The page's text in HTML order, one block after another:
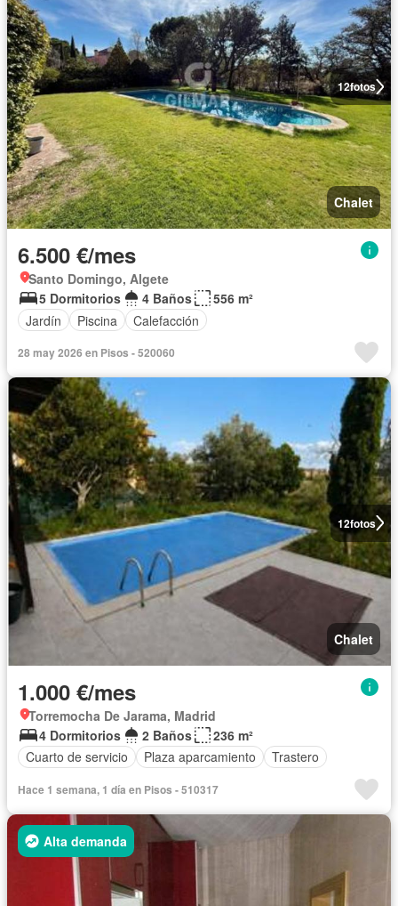
12fotos
Chalet
6.500 €/mes
Santo Domingo, Algete
5 Dormitorios
4 Baños
556 m²
Jardín
Piscina Calefacción
28 may 2026 en Pisos - 520060
12fotos
Chalet
1.000 €/mes
Torremocha De Jarama, Madrid
4 Dormitorios
2 Baños
236 m²
Cuarto de servicio
Plaza aparcamiento Trastero
Hace 1 semana, 1 día en Pisos - 510317
Alta demanda